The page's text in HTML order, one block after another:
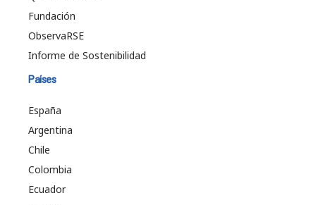
Fundación
ObservaRSE
Informe de Sostenibilidad
Países
España
Argentina
Chile
Colombia
Ecuador